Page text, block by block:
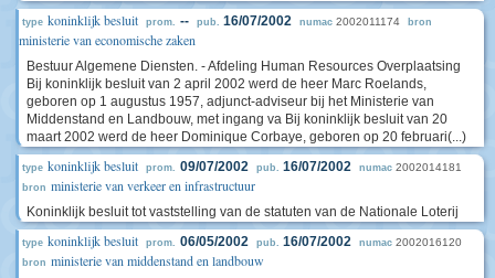
type koninklijk besluit prom. -- pub. 16/07/2002 numac 2002011174 bron
ministerie van economische zaken
Bestuur Algemene Diensten. - Afdeling Human Resources Overplaatsing
Bij koninklijk besluit van 2 april 2002 werd de heer Marc Roelands,
geboren op 1 augustus 1957, adjunct-adviseur bij het Ministerie van
Middenstand en Landbouw, met ingang va Bij koninklijk besluit van 20
maart 2002 werd de heer Dominique Corbaye, geboren op 20 februari(...)
type koninklijk besluit prom. 09/07/2002 pub. 16/07/2002 numac 2002014181
bron ministerie van verkeer en infrastructuur
Koninklijk besluit tot vaststelling van de statuten van de Nationale Loterij
type koninklijk besluit prom. 06/05/2002 pub. 16/07/2002 numac 2002016120
bron ministerie van middenstand en landbouw